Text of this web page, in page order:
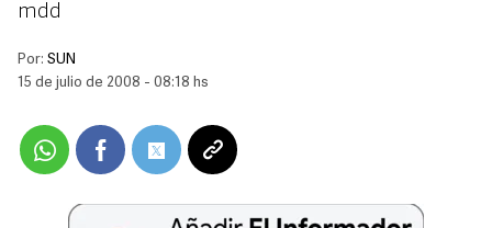
mdd
Por: SUN
15 de julio de 2008 - 08:18 hs